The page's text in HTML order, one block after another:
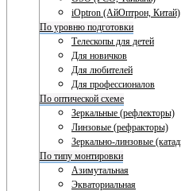
iOptron (АйОптрон, Китай)
По уровню подготовки
Телескопы для детей
Для новичков
Для любителей
Для профессионалов
По оптической схеме
Зеркальные (рефлекторы)
Линзовые (рефракторы)
Зеркально-линзовые
По типу монтировки
Азимутальная
Экваториальная